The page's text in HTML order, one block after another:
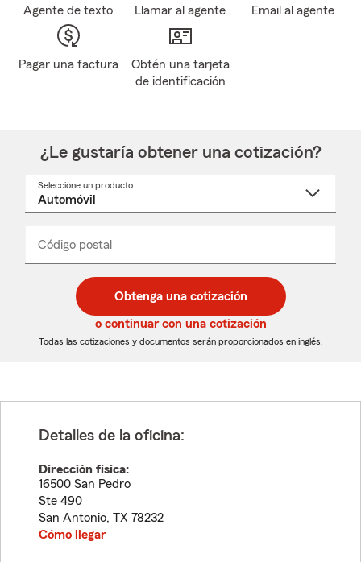
Agente de texto Llamar al agente Email al agente
Pagar una factura
Obtén una tarjeta
de identificación
¿Le gustaría obtener una cotización?
Seleccione un producto
desplegable
Código postal
de
5
dígitos
de
5
dígitos
_____
Obtenga una cotización
o continuar con una cotización
Todas las cotizaciones y documentos serán proporcionados en inglés.
Detalles de la oficina:
Dirección física:
16500 San Pedro
Ste 490
San Antonio, TX 78232
Cómo llegar